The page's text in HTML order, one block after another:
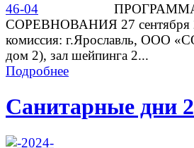
СОРЕВНОВАНИЯ 27 сентября
комиссия: г.Ярославль, ООО
дом 2), зал шейпинга 2...
Подробнее
Санитарные дни